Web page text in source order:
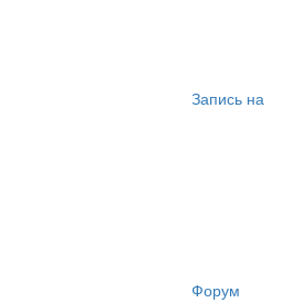
Запись на
Форум